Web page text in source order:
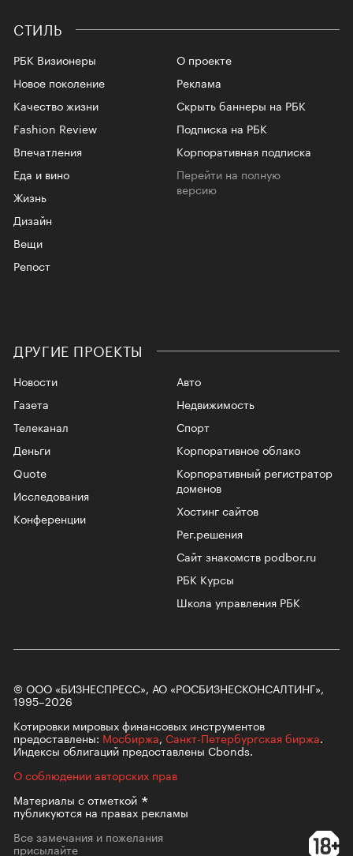
СТИЛЬ
РБК Визионеры
Новое поколение
Качество жизни
Fashion Review
Впечатления
Еда и вино
Жизнь
Дизайн
Вещи
Репост
О проекте
Реклама
Скрыть баннеры на РБК
Подписка на РБК
Корпоративная подписка
Перейти на полную
версию
ДРУГИЕ ПРОЕКТЫ
Новости
Газета
Телеканал
Авто
Недвижимость
Спорт
Корпоративное облако
Корпоративный регистратор
доменов
Хостинг сайтов
Рег.решения
Сайт знакомств podbor.ru
РБК Курсы
Школа управления РБК
Деньги
Quote
Исследования
Конференции
© ООО «БИЗНЕСПРЕСС», АО «РОСБИЗНЕСКОНСАЛТИНГ»,
1995–2026
Котировки мировых финансовых инструментов
предоставлены: Мосбиржа, Санкт-Петербургская биржа.
Индексы облигаций предоставлены Cbonds.
О соблюдении авторских прав
Материалы сотметкой
публикуются на правах рекламы
Все замечания и пожелания
присылайте